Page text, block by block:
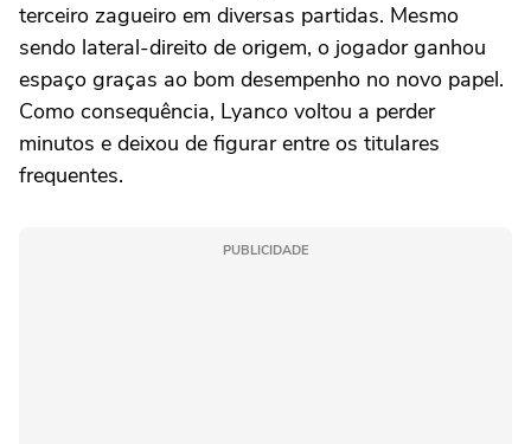
terceiro zagueiro em diversas partidas. Mesmo
sendo lateral-direito de origem, o jogador ganhou
espaço graças ao bom desempenho no novo papel.
Como consequência, Lyanco voltou a perder
minutos e deixou de figurar entre os titulares
frequentes.
PUBLICIDADE